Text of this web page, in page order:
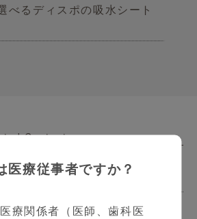
べるディスポの吸水シート
Contents
医療従事者ですか？
療関係者（医師、歯科医